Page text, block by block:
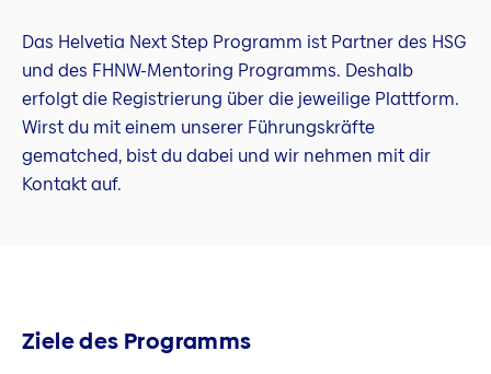
Das Helvetia Next Step Programm ist Partner des HSG
und des FHNW-Mentoring Programms. Deshalb
erfolgt die Registrierung über die jeweilige Plattform.
Wirst du mit einem unserer Führungskräfte
gematched, bist du dabei und wir nehmen mit dir
Kontakt auf.
Ziele des Programms